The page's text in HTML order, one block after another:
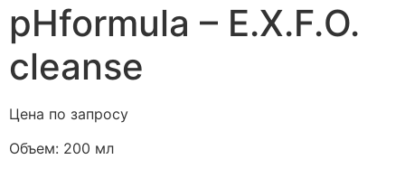
pHformula – E.X.F.O.
cleanse
Цена по запросу
Объем: 200 мл